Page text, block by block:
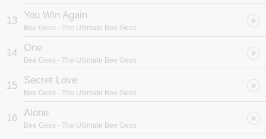
13 You Win Again
Bee Gees - The Ultimate Bee Gees
14 One
Bee Gees - The Ultimate Bee Gees
15 Secret Love
Bee Gees - The Ultimate Bee Gees
16 Alone
Bee Gees - The Ultimate Bee Gees